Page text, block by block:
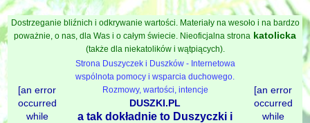
Dostrzeganie bliźnich i odkrywanie wartości. Materiały na wesoło i na bardzo
poważnie, o nas, dla Was i o całym świecie. Nieoficjalna strona katolicka
(także dla niekatolików i wątpiących).
[an error
occurred
while
Strona Duszyczek i Duszków - Internetowa
wspólnota pomocy i wsparcia duchowego.
Rozmowy, wartości, intencje
DUSZKI.PL
a tak dokładnie to Duszyczki i
[an error
occurred
while